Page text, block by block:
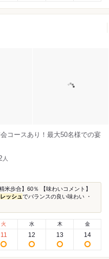
コースあり！最大50名様での宴
人
米歩合】60％ 【味わいコメント】
ッシュ でバランスの良い味わい ・
火
11
水
12
木
13
金
14